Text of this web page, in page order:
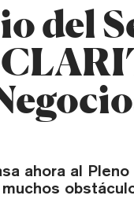
del
ahora al Pleno